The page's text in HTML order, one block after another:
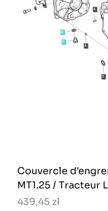
Couvercle
MT1.25 / Tracteur
439,45 zł